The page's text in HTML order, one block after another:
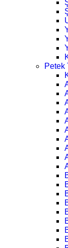
Petek